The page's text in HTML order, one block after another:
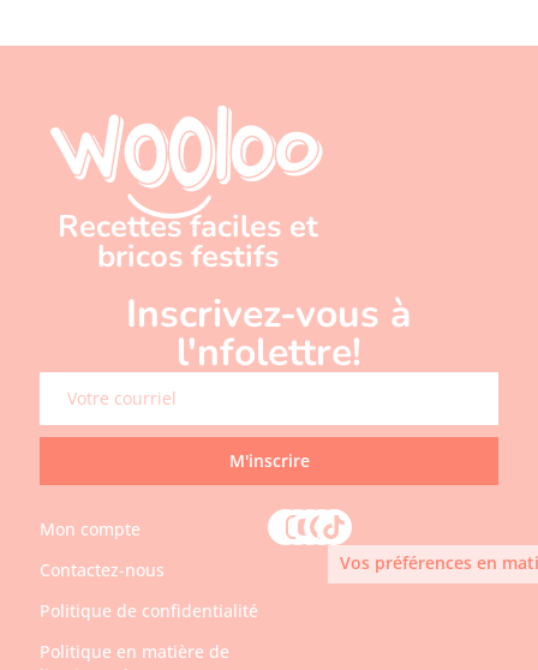
Recettes faciles et
bricos festifs
Inscrivez-vous à
l'nfolettre!
M'inscrire
Mon compte
Contactez-nous
Politique de confidentialité
Politique en matière de
Vos préférences en